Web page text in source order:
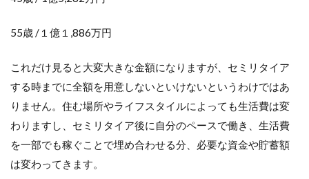
55歳 /１億１,886万円
これだけ見ると大変大きな金額になりますが、セミリタイア
する時までに全額を用意しないといけないというわけではあ
りません。住む場所やライフスタイルによっても生活費は変
わりますし、セミリタイア後に自分のペースで働き、生活費
を一部でも稼ぐことで埋め合わせる分、必要な資金や貯蓄額
は変わってきます。